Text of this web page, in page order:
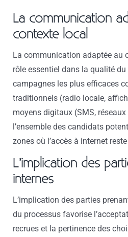
La communication
contexte local
La communication adaptée au
rôle essentiel dans la qualité
campagnes les plus efficaces
traditionnels (radio locale,
moyens digitaux (SMS,
l’ensemble des candidats
zones où l’accès à internet
L’implication des
internes
L’implication des parties
du processus favorise
recrues et la pertinence des